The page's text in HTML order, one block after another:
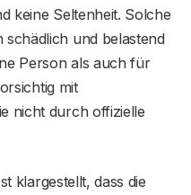
keine Seltenheit. Solche
und belastend
Person als auch für
mit
nicht durch offizielle
klargestellt, dass die